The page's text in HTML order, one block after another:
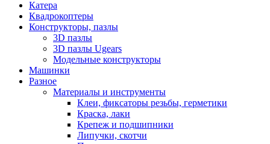
Катера
Квадрокоптеры
Конструкторы, пазлы
3D пазлы
3D пазлы Ugears
Модельные конструкторы
Машинки
Разное
Материалы и инструменты
Клеи, фиксаторы резьбы, герметики
Краска, лаки
Крепеж и подшипники
Липучки, скотчи